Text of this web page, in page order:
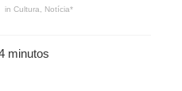
in Cultura Notícia*
minutos